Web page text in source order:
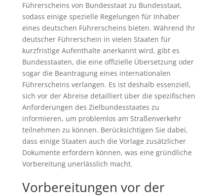
Führerscheins von Bundesstaat zu Bundesstaat,
sodass einige spezielle Regelungen für Inhaber
eines deutschen Führerscheins bieten. Während Ihr
deutscher Führerschein in vielen Staaten für
kurzfristige Aufenthalte anerkannt wird, gibt es
Bundesstaaten, die eine offizielle Übersetzung oder
sogar die Beantragung eines internationalen
Führerscheins verlangen. Es ist deshalb essenziell,
sich vor der Abreise detailliert über die spezifischen
Anforderungen des Zielbundesstaates zu
informieren, um problemlos am Straßenverkehr
teilnehmen zu können. Berücksichtigen Sie dabei,
dass einige Staaten auch die Vorlage zusätzlicher
Dokumente erfordern können, was eine gründliche
Vorbereitung unerlässlich macht.
Vorbereitungen vor der